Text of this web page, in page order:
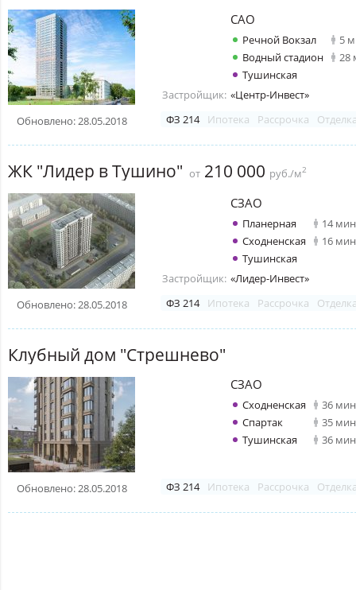
Обновлено: 28.05.2018
САО
Речной Вокзал
5
Водный стадион
28
Тушинская
Застройщик: «Центр-Инвест»
ФЗ 214
Ипотека Рассрочка
ЖК "Лидер в Тушино" от 210 000 руб./м2
Обновлено: 28.05.2018
СЗАО
Планерная
14 мин
Сходненская
16 мин
Тушинская
Застройщик: «Лидер-Инвест»
ФЗ 214
Ипотека Рассрочка
Клубный дом "Стрешнево"
Обновлено: 28.05.2018
СЗАО
Сходненская
36 мин
Спартак
35 мин
Тушинская
36 мин
ФЗ 214 Ипотека Рассрочка